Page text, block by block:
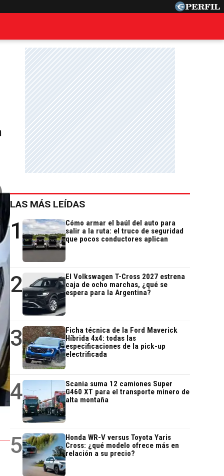
LAS MÁS LEÍDAS
1
Cómo armar el baúl del auto para
salir a la ruta: el truco de seguridad
que pocos conductores aplican
2
El Volkswagen T-Cross 2027 estrena
caja de ocho marchas, ¿qué se
espera para la Argentina?
3
Ficha técnica de la Ford Maverick
Híbrida 4x4: todas las
especificaciones de la pick-up
electrificada
4
Scania suma 12 camiones Super
G460 XT para el transporte minero de
alta montaña
5
Honda WR-V versus Toyota Yaris
Cross: ¿qué modelo ofrece más en
relación a su precio?